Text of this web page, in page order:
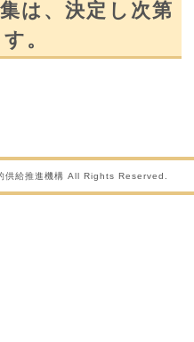
、決定し次第
。
供給推進機構 All Rights Reserved.